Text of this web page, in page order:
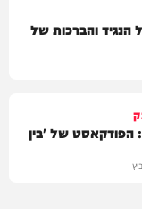
הנגיד והברכות של
מבפנים: הפודקאסט של 'בין